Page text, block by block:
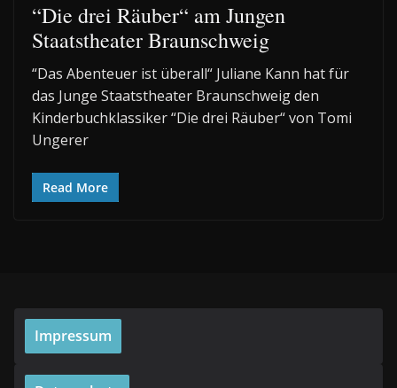
“Die drei Räuber“ am Jungen
Staatstheater Braunschweig
“Das Abenteuer ist überall“ Juliane Kann hat für
das Junge Staatstheater Braunschweig den
Kinderbuchklassiker “Die drei Räuber“ von Tomi
Ungerer
Read More
Impressum